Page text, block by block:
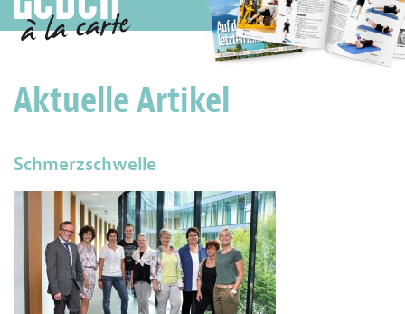
Aktuelle Artikel
Schmerzschwelle